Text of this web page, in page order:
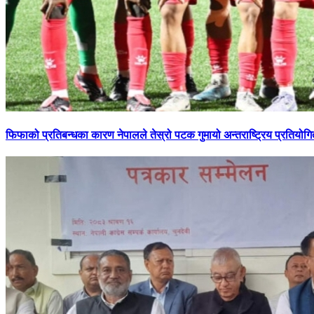
फिफाकोप्रतिबन्धका कारण नेपालले तेस्रो पटक गुमायो अन्तराष्ट्रिय